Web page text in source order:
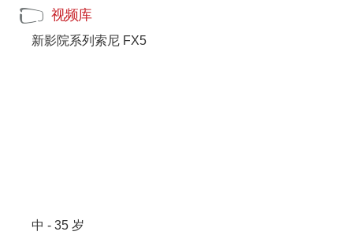
视频库
新影院系列索尼 FX5
中 - 35 岁